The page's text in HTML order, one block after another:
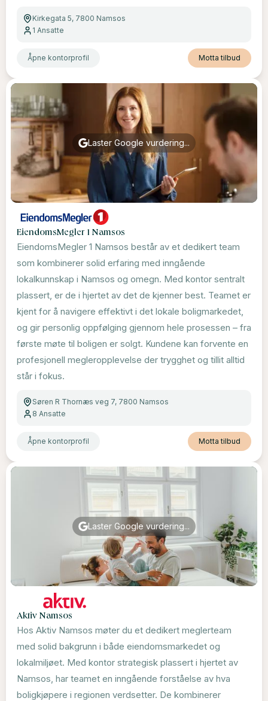
Kirkegata 5, 7800 Namsos
1 Ansatte
Åpne kontorprofil Motta tilbud
Laster Google vurdering...
EiendomsMegler 1 Namsos
EiendomsMegler 1 Namsos består av et dedikert team
som kombinerer solid erfaring med inngående
lokalkunnskap i Namsos og omegn. Med kontor sentralt
plassert, er de i hjertet av det de kjenner best. Teamet er
kjent for å navigere effektivt i det lokale boligmarkedet,
og gir personlig oppfølging gjennom hele prosessen – fra
første møte til boligen er solgt. Kundene kan forvente en
profesjonell megleropplevelse der trygghet og tillit alltid
står i fokus.
Søren R Thornæs veg 7, 7800 Namsos
8 Ansatte
Åpne kontorprofil Motta tilbud
Laster Google vurdering...
Aktiv Namsos
Hos Aktiv Namsos møter du et dedikert meglerteam
med solid bakgrunn i både eiendomsmarkedet og
lokalmiljøet. Med kontor strategisk plassert i hjertet av
Namsos, har teamet en inngående forståelse av hva
boligkjøpere i regionen verdsetter. De kombinerer